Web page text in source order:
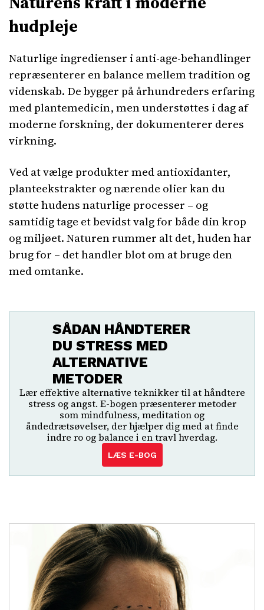
hudpleje
Naturlige ingredienser i anti-age-behandlinger
repræsenterer en balance mellem tradition og
videnskab. De bygger på århundreders erfaring
med plantemedicin, men understøttes i dag af
moderne forskning, der dokumenterer deres
virkning.
Ved at vælge produkter med antioxidanter,
planteekstrakter og nærende olier kan du
støtte hudens naturlige processer – og
samtidig tage et bevidst valg for både din krop
og miljøet. Naturen rummer alt det, huden har
brug for – det handler blot om at bruge den
med omtanke.
SÅDAN HÅNDTERER
DU STRESS MED
ALTERNATIVE
METODER
Lær effektive alternative teknikker til at håndtere
stress og angst. E-bogen præsenterer metoder
som mindfulness, meditation og
åndedrætsøvelser, der hjælper dig med at finde
indre ro og balance i en travl hverdag.
LÆS E-BOG